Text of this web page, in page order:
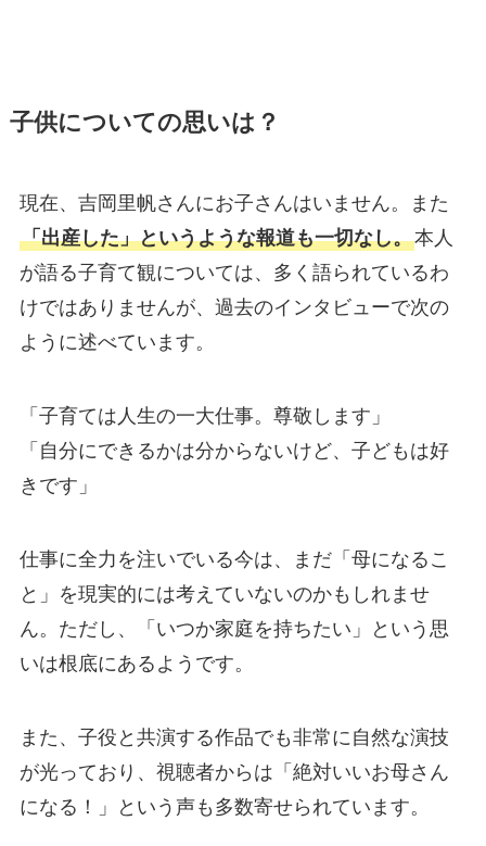
子供についての思いは？
現在、吉岡里帆さんにお子さんはいません。また
「出産した」というような報道も一切なし。本人
が語る子育て観については、多く語られているわ
けではありませんが、過去のインタビューで次の
ように述べています。
「子育ては人生の一大仕事。尊敬します」
「自分にできるかは分からないけど、子どもは好
きです」
仕事に全力を注いでいる今は、まだ「母になるこ
と」を現実的には考えていないのかもしれませ
ん。ただし、「いつか家庭を持ちたい」という思
いは根底にあるようです。
また、子役と共演する作品でも非常に自然な演技
が光っており、視聴者からは「絶対いいお母さん
になる！」という声も多数寄せられています。